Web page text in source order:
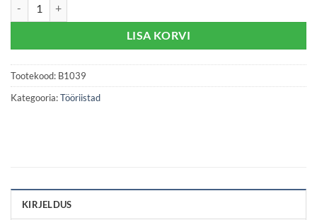
LISA KORVI
Tootekood: B1039
Kategooria:Tööriistad
KIRJELDUS